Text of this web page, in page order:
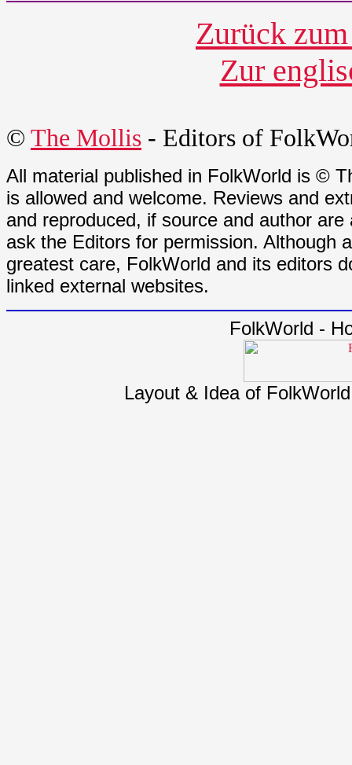
Zurück
Zur
© The Mollis - Editors of
All material published in FolkWorld is ©
is allowed and welcome. Reviews and
and reproduced, if source and author
ask the Editors for permission. Although
greatest care, FolkWorld and its editors
linked external websites.
FolkWorld -
Layout & Idea of